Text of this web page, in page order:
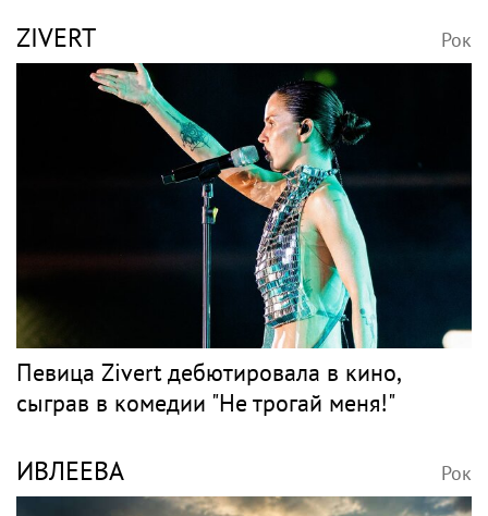
ZIVERT Рок
Певица Zivert дебютировала в кино,
сыграв в комедии "Не трогай меня!"
ИВЛЕЕВА Рок